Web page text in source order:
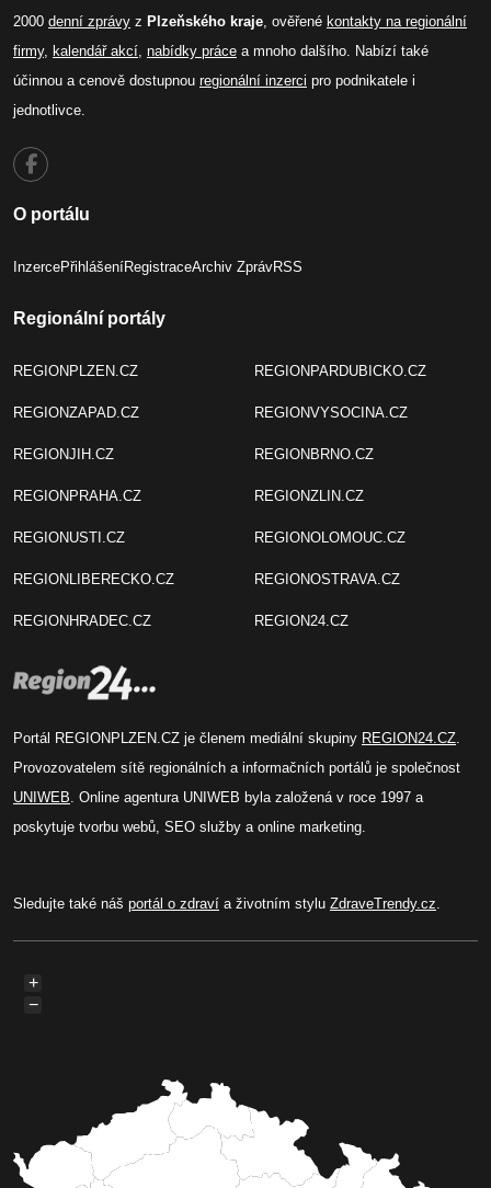
2000 denní zprávy z Plzeňského kraje, ověřené kontakty na regionální
firmy, kalendář akcí, nabídky práce a mnoho dalšího. Nabízí také
účinnou a cenově dostupnou regionální inzerci pro podnikatele i
jednotlivce.
O portálu
InzercePřihlášeníRegistraceArchiv ZprávRSS
Regionální portály
REGIONPLZEN.CZ
REGIONZAPAD.CZ
REGIONJIH.CZ
REGIONPRAHA.CZ
REGIONUSTI.CZ
REGIONLIBERECKO.CZ
REGIONHRADEC.CZ
REGIONPARDUBICKO.CZ
REGIONVYSOCINA.CZ
REGIONBRNO.CZ
REGIONZLIN.CZ
REGIONOLOMOUC.CZ
REGIONOSTRAVA.CZ
REGION24.CZ
Portál REGIONPLZEN.CZ je členem mediální skupiny REGION24.CZ.
Provozovatelem sítě regionálních a informačních portálů je společnost
UNIWEB. Online agentura UNIWEB byla založená v roce 1997 a
poskytuje tvorbu webů, SEO služby a online marketing.
Sledujte také náš portál o zdraví a životním stylu ZdraveTrendy.cz.
+
−